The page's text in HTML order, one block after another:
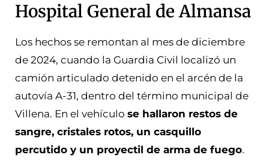
Hospital General de Almansa
Los hechos se remontan al mes de diciembre
de 2024, cuando la Guardia Civil localizó un
camión articulado detenido en el arcén de la
autovía A-31, dentro del término municipal de
Villena. En el vehículo se hallaron restos de
sangre, cristales rotos, un casquillo
percutido y un proyectil de arma de fuego.